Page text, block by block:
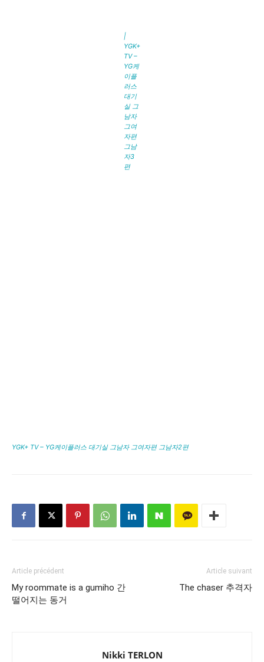
|
YGK+
TV –
YG케
이플
러스
대기
실 그
남자
그여
자편
그남
자3
편
YGK+ TV – YG케이플러스 대기실 그남자 그여자편 그남자2편
Article précédent
My roommate is a gumiho 간
떨어지는 동거
Article suivant
The chaser 추격자
Nikki TERLON